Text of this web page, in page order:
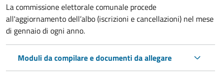
La commissione elettorale comunale procede
all'aggiornamento dell’albo (iscrizioni e cancellazioni) nel mese
di gennaio di ogni anno.
Moduli da compilare e documenti da allegare